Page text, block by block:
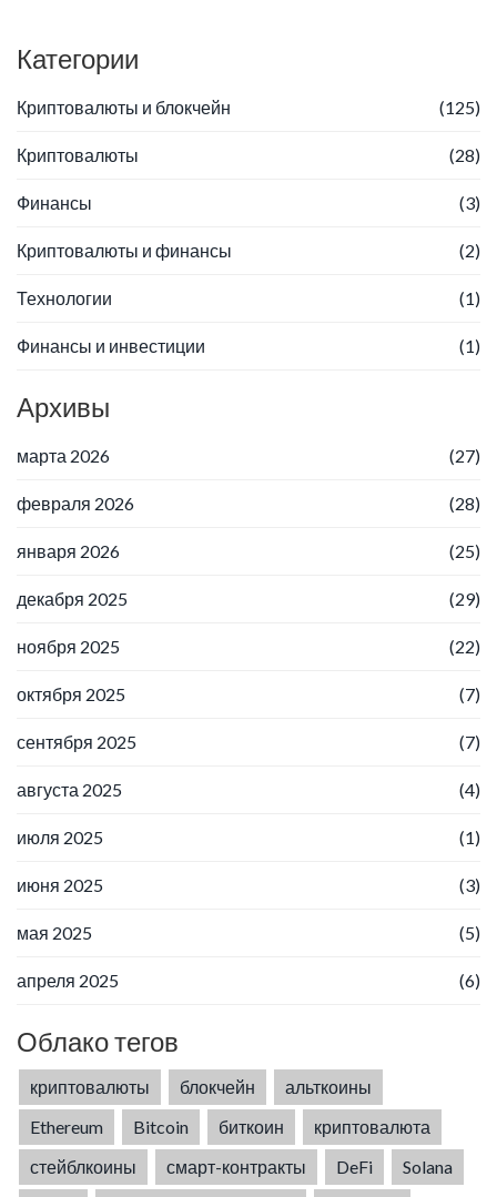
Категории
Криптовалюты и блокчейн (125)
Криптовалюты (28)
Финансы (3)
Криптовалюты и финансы (2)
Технологии (1)
Финансы и инвестиции (1)
Архивы
марта 2026 (27)
февраля 2026 (28)
января 2026 (25)
декабря 2025 (29)
ноября 2025 (22)
октября 2025 (7)
сентября 2025 (7)
августа 2025 (4)
июля 2025 (1)
июня 2025 (3)
мая 2025 (5)
апреля 2025 (6)
Облако тегов
криптовалюты блокчейн
альткоины
Ethereum
Bitcoin биткоин
криптовалюта
стейблкоины
смарт-контракты DeFi
Solana